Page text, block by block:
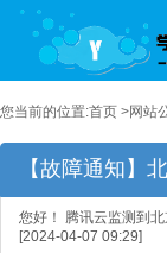
您当前的位置:首页 >网站
【故障通知】
您好！ 腾讯云监测到
[2024-04-07 09:29]